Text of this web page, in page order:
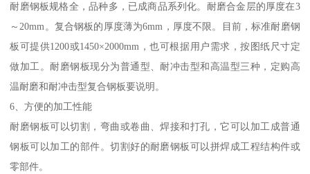
耐磨钢板规格全，品种多，已成商品系列化。耐磨合金层的厚度在3
～20mm。复合钢板的厚度薄为6mm，厚度不限。目前，标准耐磨钢
板可提供1200或1450×2000mm，也可根据用户需求，按图纸尺寸定
做加工。耐磨钢板现分为普通型、耐冲击型和高温型三种，定购高
温耐磨和耐冲击型复合钢板要说明。
6、方便的加工性能
耐磨钢板可以切割，弯曲或卷曲、焊接和打孔，它可以加工成普通
钢板可以加工的部件。切割好的耐磨钢板可以拼焊成工程结构件或
零部件。